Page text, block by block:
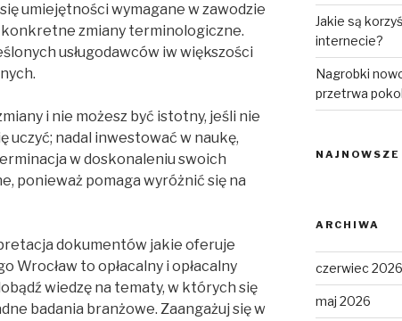
umiejętności wymagane w zawodzie
konkretne zmiany terminologiczne.
usługodawców iw większości
i nie możesz być istotny, jeśli nie
uczyć; nadal inwestować w naukę,
w doskonaleniu swoich
ponieważ pomaga wyróżnić się na
dokumentów jakie oferuje
Wrocław to opłacalny i opłacalny
wiedzę na tematy, w których się
badania branżowe. Zaangażuj się w
Jakie są
internecie?
Nagrobki
przetrwa
ARCHIWA
czerwiec 2026
maj 2026